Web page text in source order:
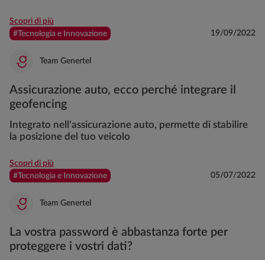
Scopri di più
#Tecnologia e Innovazione
19/09/2022
Team Genertel
Assicurazione auto, ecco perché integrare il
geofencing
Integrato nell'assicurazione auto, permette di stabilire
la posizione del tuo veicolo
Scopri di più
#Tecnologia e Innovazione
05/07/2022
Team Genertel
La vostra password è abbastanza forte per
proteggere i vostri dati?